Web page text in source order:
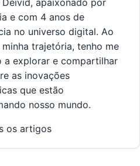
Deivid, apaixonado por
e com 4 anos de
no universo digital. Ao
trajetória, tenho me
a explorar e compartilhar
as inovações
que estão
nosso mundo.
os artigos